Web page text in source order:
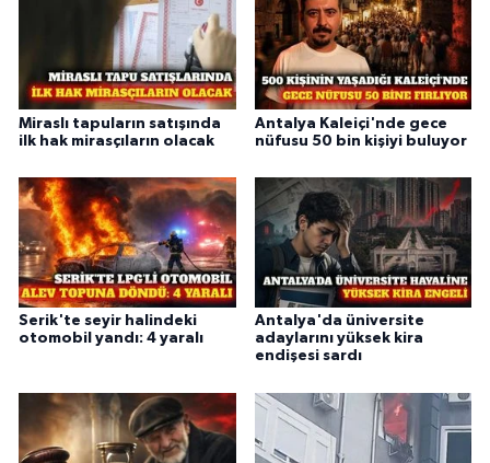
Miraslı tapuların satışında
ilk hak mirasçıların olacak
Antalya Kaleiçi'nde gece
nüfusu 50 bin kişiyi buluyor
Serik'te seyir halindeki
otomobil yandı: 4 yaralı
Antalya'da üniversite
adaylarını yüksek kira
endişesi sardı